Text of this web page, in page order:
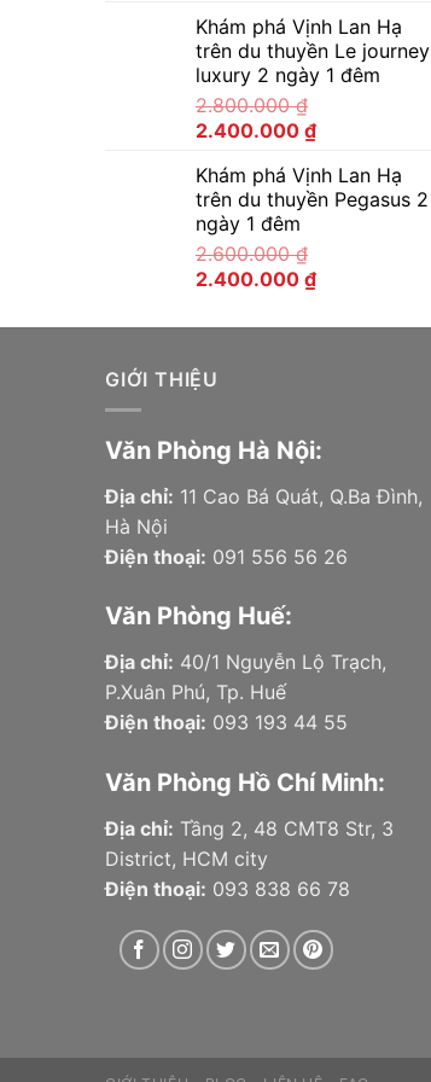
Khám phá Vịnh Lan Hạ
trên du thuyền Le journey
luxury 2 ngày 1 đêm
2.800.000₫
2.400.000 ₫
Khám phá Vịnh Lan Hạ
trên du thuyền Pegasus 2
ngày 1 đêm
2.600.000₫
2.400.000 ₫
GIỚI THIỆU
Văn Phòng Hà Nội:
Địa chỉ: 11 Cao Bá Quát, Q.Ba Đình,
Hà Nội
Điện thoại: 091 556 56 26
Văn Phòng Huế:
Địa chỉ: 40/1 Nguyễn Lộ Trạch,
P.Xuân Phú, Tp. Huế
Điện thoại: 093 193 44 55
Văn Phòng Hồ Chí Minh:
Địa chỉ: Tầng 2, 48 CMT8 Str, 3
District, HCM city
Điện thoại: 093 838 66 78